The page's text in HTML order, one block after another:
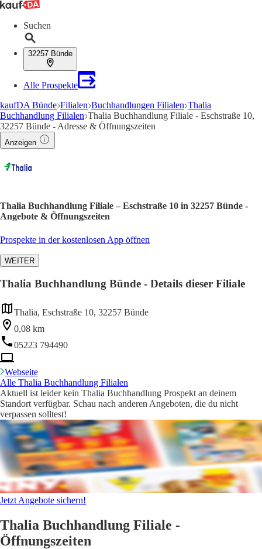
Suchen
32257 Bünde
Alle Prospekte
kaufDA Bünde Filialen Buchhandlungen Filialen Thalia
Buchhandlung Filialen Thalia Buchhandlung Filiale - Eschstraße 10,
32257 Bünde - Adresse & Öffnungszeiten
Anzeigen
Thalia Buchhandlung Filiale – Eschstraße 10 in 32257 Bünde -
Angebote & Öffnungszeiten
Prospekte in der kostenlosen App öffnen
WEITER
Thalia Buchhandlung Bünde - Details dieser Filiale
Thalia, Eschstraße 10, 32257 Bünde
0,08 km
05223 794490
Webseite
Alle Thalia Buchhandlung Filialen
Aktuell ist leider kein Thalia Buchhandlung Prospekt an deinem
Standort verfügbar. Schau nach anderen Angeboten, die du nicht
verpassen solltest!
Jetzt Angebote sichern!
Thalia Buchhandlung Filiale -
Öffnungszeiten